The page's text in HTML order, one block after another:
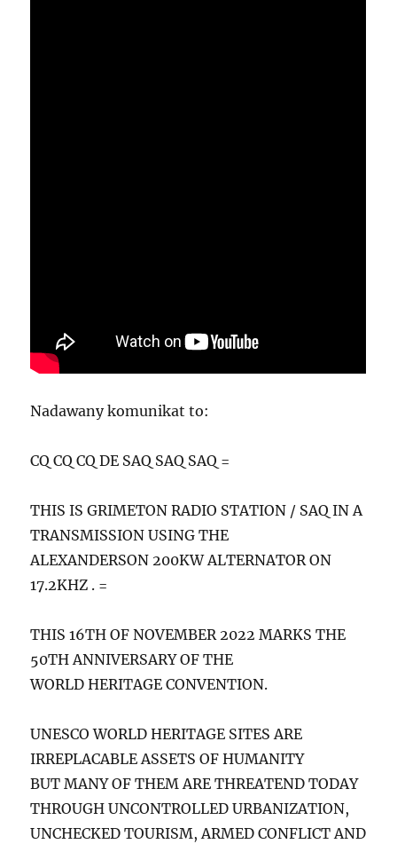
Nadawany komunikat to:
CQ CQ CQ DE SAQ SAQ SAQ =
THIS IS GRIMETON RADIO STATION / SAQ IN A
TRANSMISSION USING THE
ALEXANDERSON 200KW ALTERNATOR ON
17.2KHZ . =
THIS 16TH OF NOVEMBER 2022 MARKS THE
50TH ANNIVERSARY OF THE
WORLD HERITAGE CONVENTION.
UNESCO WORLD HERITAGE SITES ARE
IRREPLACABLE ASSETS OF HUMANITY
BUT MANY OF THEM ARE THREATEND TODAY
THROUGH UNCONTROLLED URBANIZATION,
UNCHECKED TOURISM, ARMED CONFLICT AND